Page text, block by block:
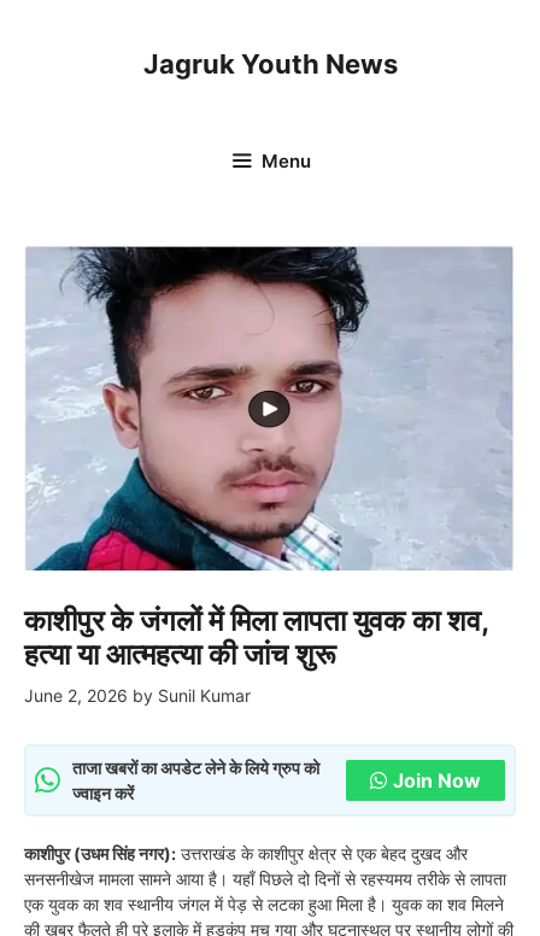
Jagruk Youth News
Menu
काशीपुर के जंगलों में मिला लापता युवक का शव,
हत्या या आत्महत्या की जांच शुरू
June 2, 2026 by Sunil Kumar
ताजा खबरों का अपडेट लेने के लिये ग्रुप को
ज्वाइन करें
Join Now
काशीपुर (उधम सिंह नगर): उत्तराखंड के काशीपुर क्षेत्र से एक बेहद दुखद और
सनसनीखेज मामला सामने आया है। यहाँ पिछले दो दिनों से रहस्यमय तरीके से लापता
एक युवक का शव स्थानीय जंगल में पेड़ से लटका हुआ मिला है। युवक का शव मिलने
की खबर फैलते ही पूरे इलाके में हड़कंप मच गया और घटनास्थल पर स्थानीय लोगों की